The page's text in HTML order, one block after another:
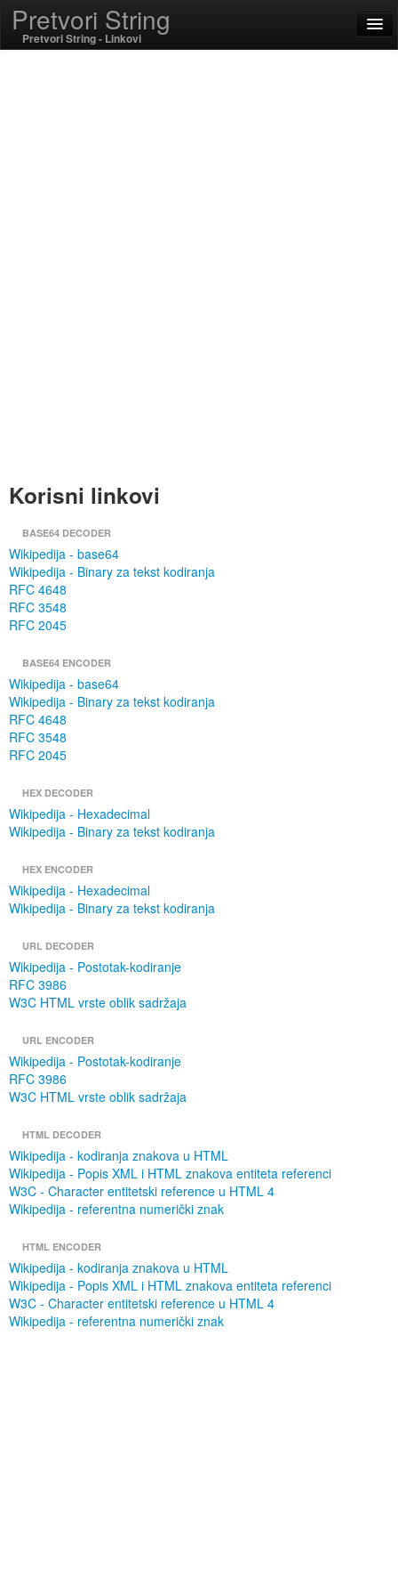
Pretvori String
Pretvori String - Linkovi
Korisni linkovi
BASE64 DECODER
Wikipedija - base64
Wikipedija - Binary za tekst kodiranja
RFC 4648
RFC 3548
RFC 2045
BASE64 ENCODER
Wikipedija - base64
Wikipedija - Binary za tekst kodiranja
RFC 4648
RFC 3548
RFC 2045
HEX DECODER
Wikipedija - Hexadecimal
Wikipedija - Binary za tekst kodiranja
HEX ENCODER
Wikipedija - Hexadecimal
Wikipedija - Binary za tekst kodiranja
URL DECODER
Wikipedija - Postotak-kodiranje
RFC 3986
W3C HTML vrste oblik sadržaja
URL ENCODER
Wikipedija - Postotak-kodiranje
RFC 3986
W3C HTML vrste oblik sadržaja
HTML DECODER
Wikipedija - kodiranja znakova u HTML
Wikipedija - Popis XML i HTML znakova entiteta referenci
W3C - Character entitetski reference u HTML 4
Wikipedija - referentna numerički znak
HTML ENCODER
Wikipedija - kodiranja znakova u HTML
Wikipedija - Popis XML i HTML znakova entiteta referenci
W3C - Character entitetski reference u HTML 4
Wikipedija - referentna numerički znak